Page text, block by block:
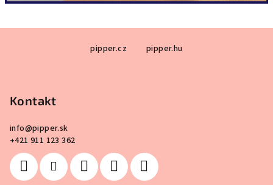
pipper.cz pipper.hu
Kontakt
info@pipper.sk
+421 911 123 362